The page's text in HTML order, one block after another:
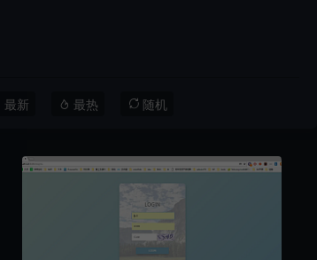
最新 最热 随机